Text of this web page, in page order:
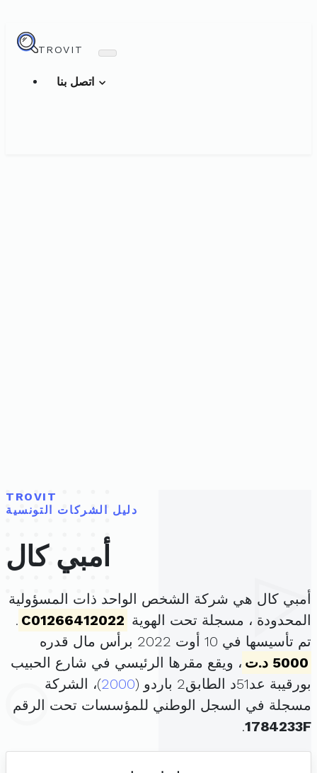
TROVIT
TROVIT
دليل الشركات التونسية
أمبي كال
أمبي كال هي شركة الشخص الواحد ذات المسؤولية
المحدودة ، مسجلة تحت الهوية C01266412022
.
تم تأسيسها في 10 أوت 2022 برأس مال قدره
5000 د.ت
، ويقع مقرها الرئيسي في شارع الحبيب
بورقيبة عد51د الطابق2 باردو (
2000)، الشركة
مسجلة في السجل الوطني للمؤسسات تحت الرقم
1784233F
.